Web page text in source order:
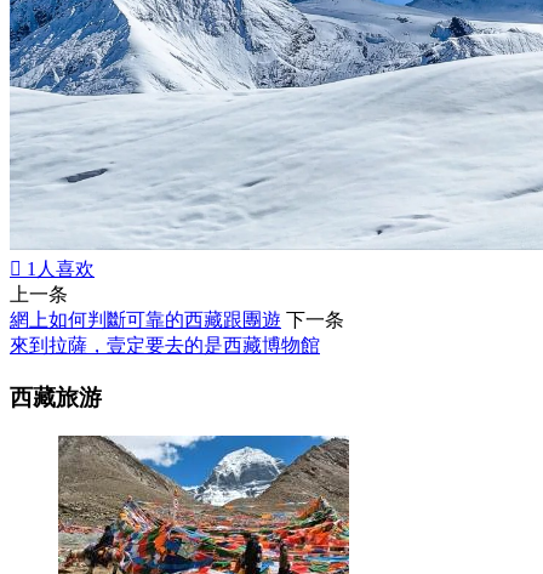
 1 人喜欢
上一条
網上如何判斷可靠的西藏跟團遊 下一条
來到拉薩，壹定要去的是西藏博物館
西藏旅游